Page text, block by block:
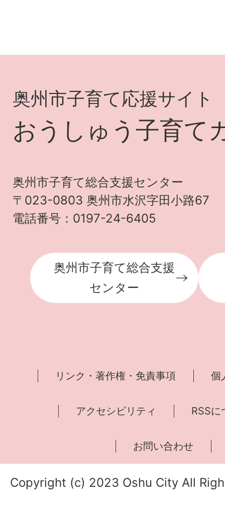
奥州市子育て応援サイト
おうしゅう子育て
奥州市子育て総合支援センター
〒023-0803 奥州市水沢字田小路67
電話番号：0197-24-6405
奥州市子育て総合支援
センター
リンク・著作権・免責事項 個
アクセシビリティ RSSに
お問い合わせ
Copyright (c) 2023 Oshu City All